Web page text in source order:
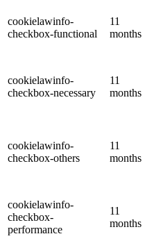
cookielawinfo-
checkbox-functional
11
months
cookielawinfo-
checkbox-necessary
11
months
cookielawinfo-
checkbox-others
11
months
cookielawinfo-
checkbox-
performance
11
months